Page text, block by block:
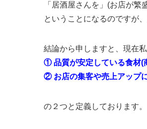
「居酒屋さんを」(お店が繁
ということになるのですが、
結論から申しますと、現在
① 品質が安定している食材(
② お店の集客や売上アップ
の２つと定義しております。